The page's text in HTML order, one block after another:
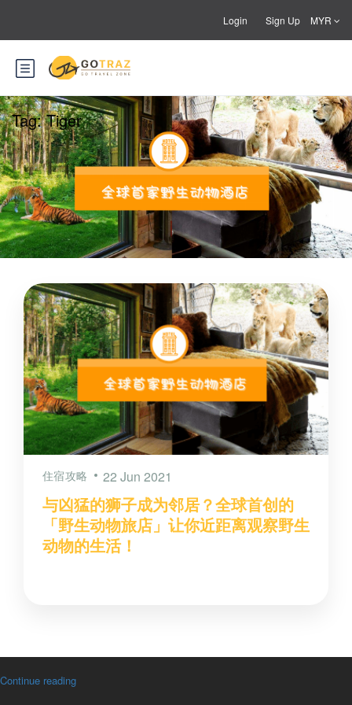
Login Sign Up MYR
Tag:Tiger
住宿攻略 22 Jun 2021
与凶猛的狮子成为邻居？全球首创的
「野生动物旅店」让你近距离观察野生
动物的生活！
Continue reading